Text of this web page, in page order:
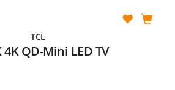
TCL
4K QD-Mini LED TV